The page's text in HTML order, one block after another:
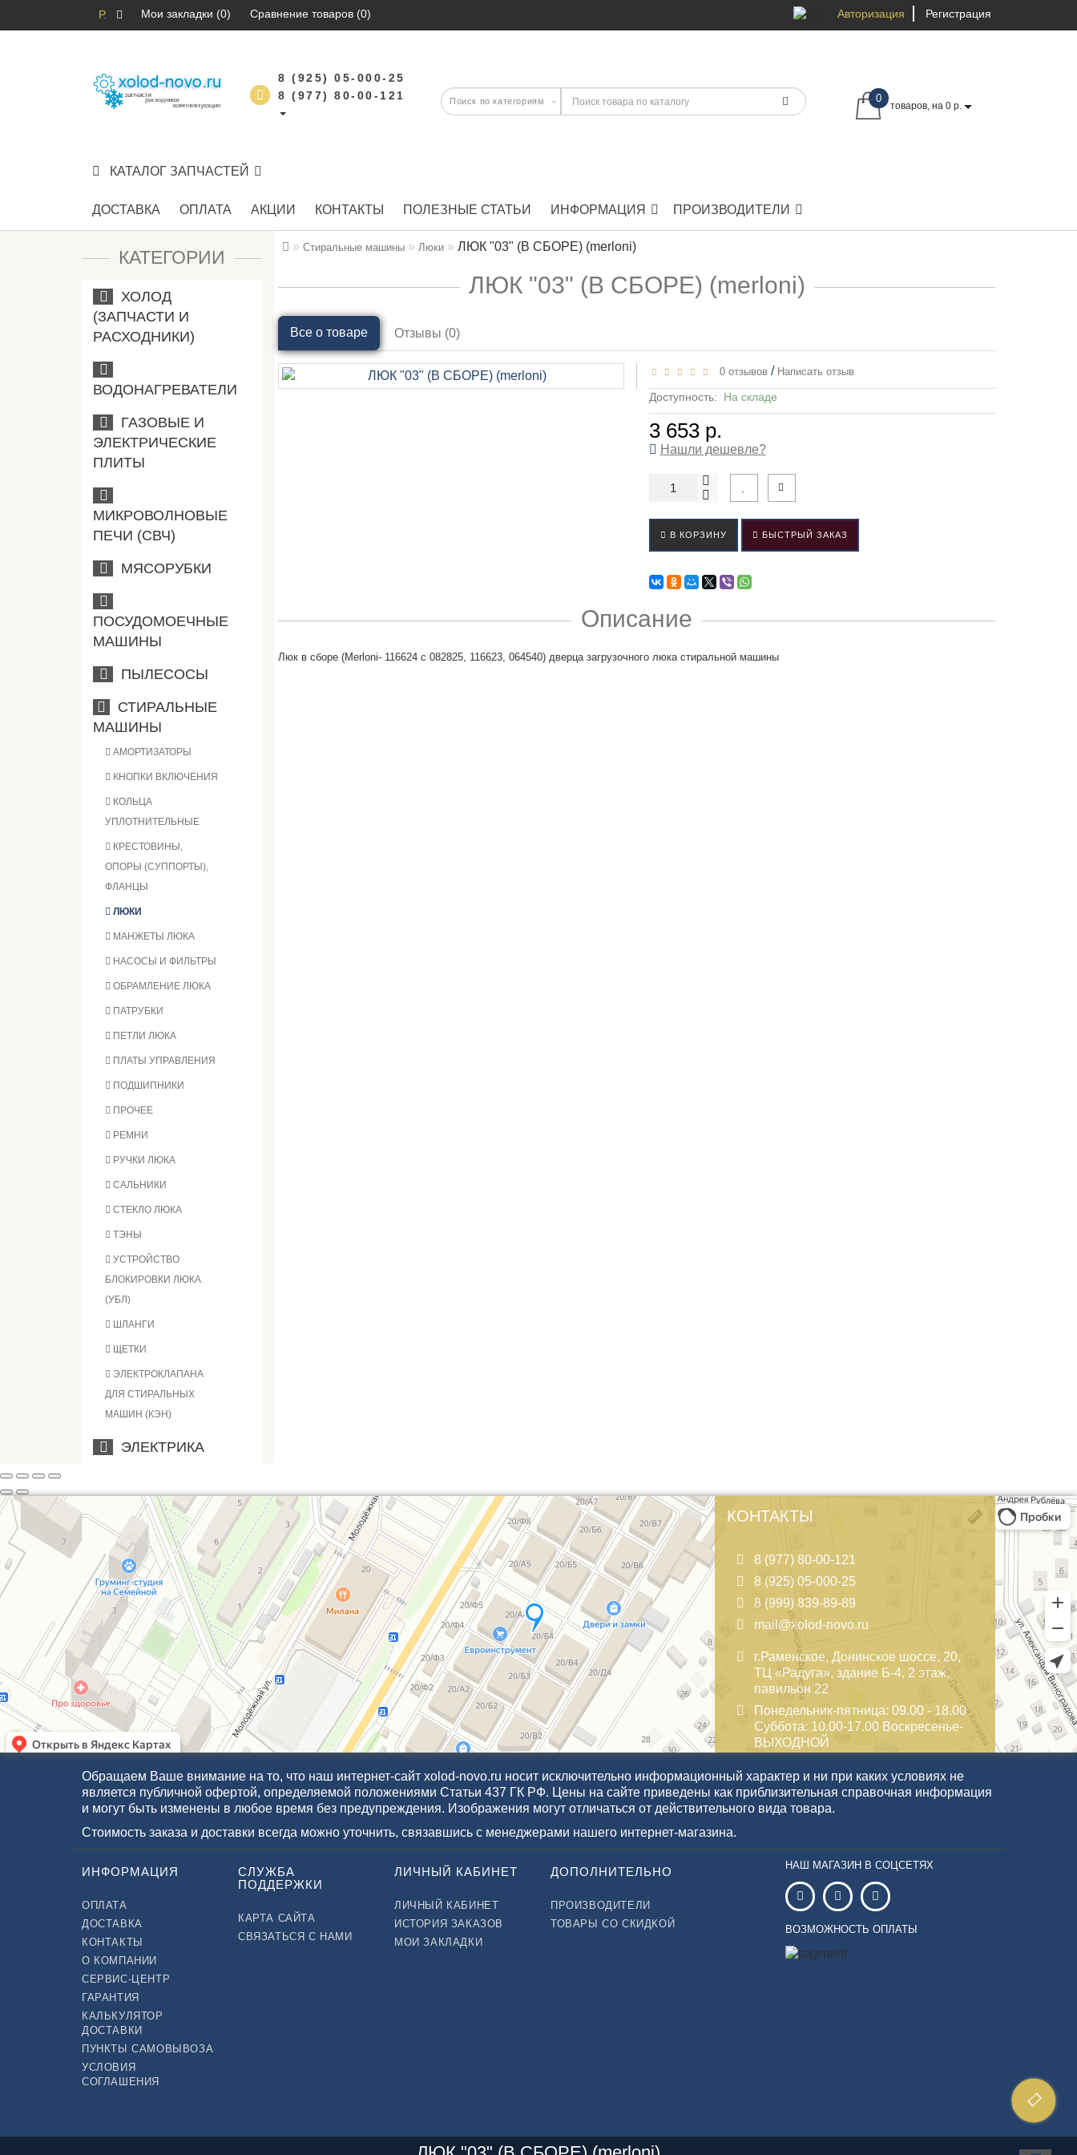
Р. Мои закладки (0) Сравнение товаров (0) Авторизация Регистрация
8 (925) 05-000-25
8 (977) 80-00-121
0
товаров, на 0 р.
КАТАЛОГ ЗАПЧАСТЕЙ
ДОСТАВКА ОПЛАТА АКЦИИ КОНТАКТЫ ПОЛЕЗНЫЕ СТАТЬИ ИНФОРМАЦИЯ ПРОИЗВОДИТЕЛИ
КАТЕГОРИИ
ХОЛОД
(ЗАПЧАСТИ И
РАСХОДНИКИ)
ВОДОНАГРЕВАТЕЛИ
ГАЗОВЫЕ И
ЭЛЕКТРИЧЕСКИЕ
ПЛИТЫ
МИКРОВОЛНОВЫЕ
ПЕЧИ (СВЧ)
МЯСОРУБКИ
ПОСУДОМОЕЧНЫЕ
МАШИНЫ
ПЫЛЕСОСЫ
СТИРАЛЬНЫЕ
МАШИНЫ
АМОРТИЗАТОРЫ
КНОПКИ ВКЛЮЧЕНИЯ
КОЛЬЦА
УПЛОТНИТЕЛЬНЫЕ
КРЕСТОВИНЫ,
ОПОРЫ (СУППОРТЫ),
ФЛАНЦЫ
ЛЮКИ
МАНЖЕТЫ ЛЮКА
НАСОСЫ И ФИЛЬТРЫ
ОБРАМЛЕНИЕ ЛЮКА
ПАТРУБКИ
ПЕТЛИ ЛЮКА
ПЛАТЫ УПРАВЛЕНИЯ
ПОДШИПНИКИ
ПРОЧЕЕ
РЕМНИ
РУЧКИ ЛЮКА
САЛЬНИКИ
СТЕКЛО ЛЮКА
ТЭНЫ
УСТРОЙСТВО
БЛОКИРОВКИ ЛЮКА
(УБЛ)
ШЛАНГИ
ЩЕТКИ
ЭЛЕКТРОКЛАПАНА
ДЛЯ СТИРАЛЬНЫХ
МАШИН (КЭН)
ЭЛЕКТРИКА
Стиральные машины Люки ЛЮК "03" (В СБОРЕ) (merloni)
ЛЮК "03" (В СБОРЕ) (merloni)
Все о товаре Отзывы (0)
0 отзывов / Написать отзыв
Доступность: На складе
3 653 р.
Нашли дешевле?
В КОРЗИНУ БЫСТРЫЙ ЗАКАЗ
Описание
Люк в сборе (Merloni- 116624 с 082825, 116623, 064540) дверца загрузочного люка стиральной машины
КОНТАКТЫ
8 (977) 80-00-121
8 (925) 05-000-25
8 (999) 839-89-89
mail@xolod-novo.ru
г.Раменское, Донинское шоссе, 20,
ТЦ «Радуга», здание Б-4, 2 этаж,
павильон 22
Понедельник-пятница: 09.00 - 18.00
Суббота: 10.00-17.00 Воскресенье-
ВЫХОДНОЙ
Обращаем Ваше внимание на то, что наш интернет-сайт xolod-novo.ru носит исключительно информационный характер и ни при каких условиях не
является публичной офертой, определяемой положениями Статьи 437 ГК РФ. Цены на сайте приведены как приблизительная справочная информация
и могут быть изменены в любое время без предупреждения. Изображения могут отличаться от действительного вида товара.
Стоимость заказа и доставки всегда можно уточнить, связавшись с менеджерами нашего интернет-магазина.
ИНФОРМАЦИЯ
ОПЛАТА
ДОСТАВКА
КОНТАКТЫ
О КОМПАНИИ
СЕРВИС-ЦЕНТР
ГАРАНТИЯ
КАЛЬКУЛЯТОР
ДОСТАВКИ
ПУНКТЫ САМОВЫВОЗА
УСЛОВИЯ
СОГЛАШЕНИЯ
СЛУЖБА
ПОДДЕРЖКИ
КАРТА САЙТА
СВЯЗАТЬСЯ С НАМИ
ЛИЧНЫЙ КАБИНЕТ
ЛИЧНЫЙ КАБИНЕТ
ИСТОРИЯ ЗАКАЗОВ
МОИ ЗАКЛАДКИ
ДОПОЛНИТЕЛЬНО
ПРОИЗВОДИТЕЛИ
ТОВАРЫ СО СКИДКОЙ
НАШ МАГАЗИН В СОЦСЕТЯХ
ВОЗМОЖНОСТЬ ОПЛАТЫ